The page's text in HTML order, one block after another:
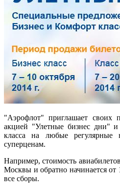
"Аэрофлот" приглашает своих
акцией "Улетные бизнес дни" и
класса на любые регулярные
суперценам.
Например, стоимость
Москвы и обратно начинается
все сборы.